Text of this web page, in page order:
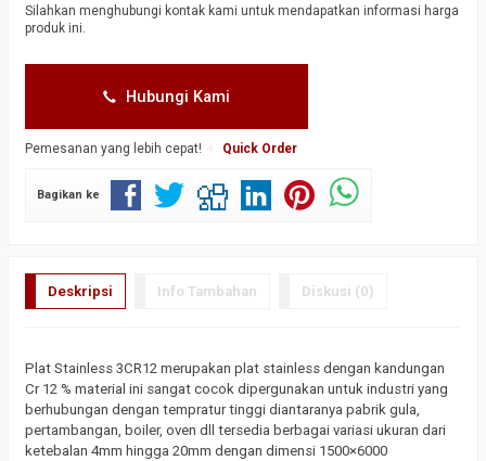
Silahkan menghubungi kontak kami untuk mendapatkan informasi harga
produk ini.
Hubungi Kami
Pemesanan yang lebih cepat! Quick Order
Bagikan ke
Deskripsi Info Tambahan Diskusi (0)
Plat Stainless 3CR12 merupakan plat stainless dengan kandungan
Cr 12 % material ini sangat cocok dipergunakan untuk industri yang
berhubungan dengan tempratur tinggi diantaranya pabrik gula,
pertambangan, boiler, oven dll tersedia berbagai variasi ukuran dari
ketebalan 4mm hingga 20mm dengan dimensi 1500×6000